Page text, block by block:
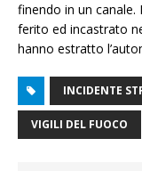
finendo in un canale.
ferito ed incastrato
hanno estratto
INCIDENTE
VIGILI DEL FUOCO